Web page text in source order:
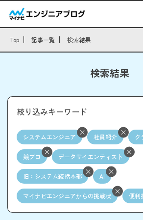
Top 記事一覧 検索結果
検索結果
絞り込みキーワード
システムエンジニア 社員紹介 ク
競プロ データサイエンティスト
旧：システム統括本部 AI
マイナビエンジニアからの挑戦状 便利